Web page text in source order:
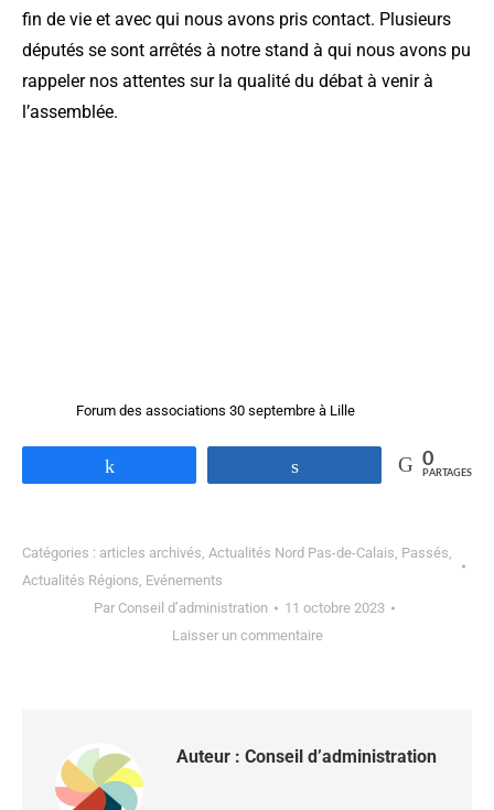
fin de vie et avec qui nous avons pris contact. Plusieurs
députés se sont arrêtés à notre stand à qui nous avons pu
rappeler nos attentes sur la qualité du débat à venir à
l’assemblée.
Forum des associations 30 septembre à Lille
0
PARTAGES
Catégories : articles archivés, Actualités Nord Pas-de-Calais, Passés,
Actualités Régions, Evénements
Par Conseil d’administration
11 octobre 2023
Laisser un commentaire
Auteur : Conseil d’administration